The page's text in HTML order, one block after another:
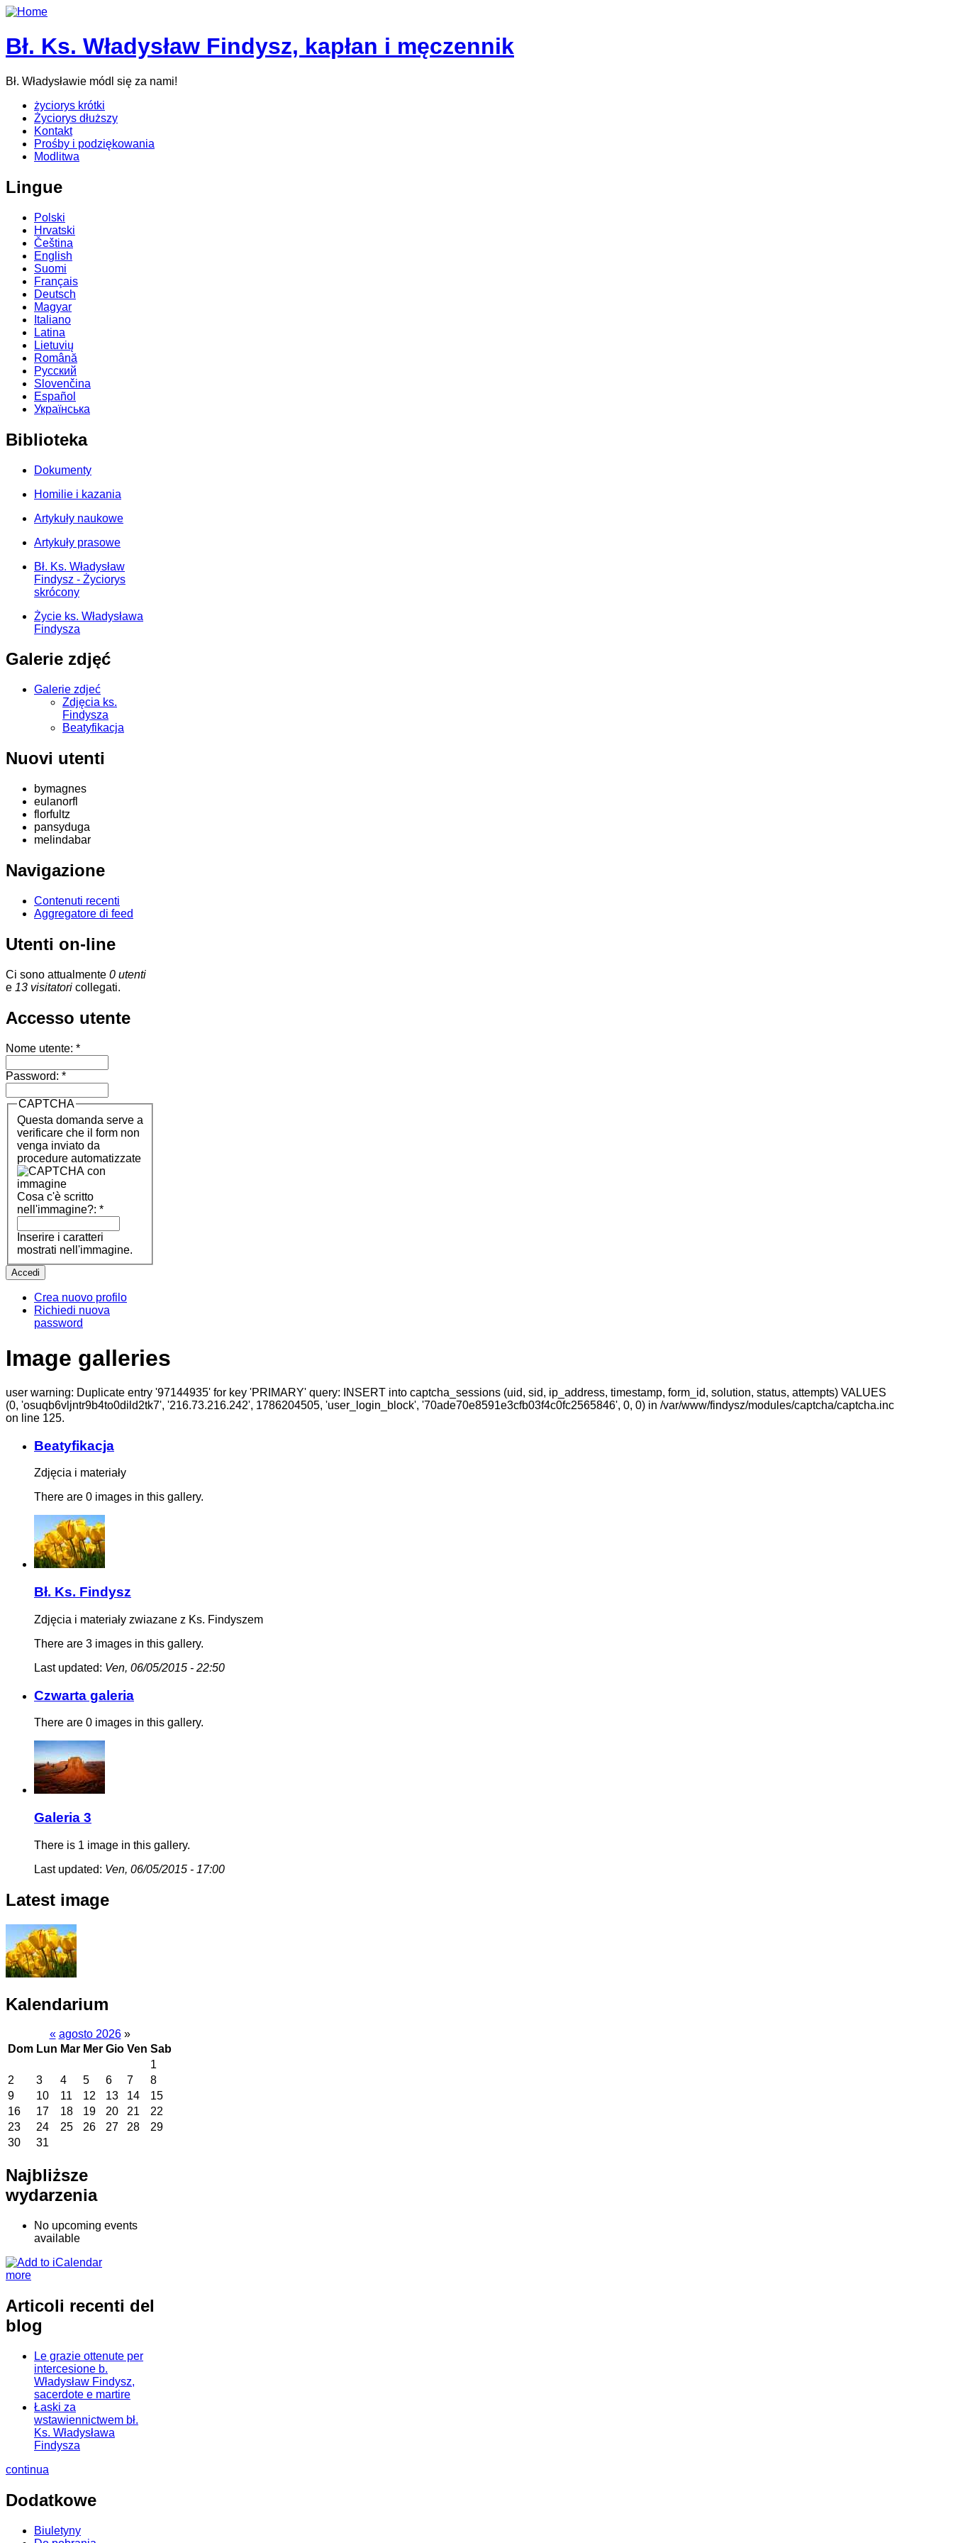
Bł. Ks. Władysław Findysz, kapłan i męczennik
Bł. Władysławie módl się za nami!
życiorys krótki
Życiorys dłuższy
Kontakt
Prośby i podziękowania
Modlitwa
Lingue
Polski
Hrvatski
Čeština
English
Suomi
Français
Deutsch
Magyar
Italiano
Latina
Lietuvių
Română
Русский
Slovenčina
Español
Українська
Biblioteka
Dokumenty
Homilie i kazania
Artykuły naukowe
Artykuły prasowe
Bł. Ks. Władysław
Findysz - Życiorys
skrócony
Życie ks. Władysława
Findysza
Galerie zdjęć
Galerie zdjeć
Zdjęcia ks.
Findysza
Beatyfikacja
Nuovi utenti
bymagnes
eulanorfl
florfultz
pansyduga
melindabar
Navigazione
Contenuti recenti
Aggregatore di feed
Utenti on-line
Ci sono attualmente 0 utenti
e 13 visitatori collegati.
Accesso utente
Nome utente: *
Password: *
CAPTCHA
Questa domanda serve a
verificare che il form non
venga inviato da
procedure automatizzate
Cosa c'è scritto
nell'immagine?: *
Inserire i caratteri
mostrati nell'immagine.
Crea nuovo profilo
Richiedi nuova
password
Image galleries
user warning: Duplicate entry '97144935' for key 'PRIMARY' query: INSERT into captcha_sessions (uid, sid, ip_address, timestamp, form_id, solution, status, attempts) VALUES
(0, 'osuqb6vljntr9b4to0dild2tk7', '216.73.216.242', 1786204505, 'user_login_block', '70ade70e8591e3cfb03f4c0fc2565846', 0, 0) in /var/www/findysz/modules/captcha/captcha.inc
on line 125.
Beatyfikacja
Zdjęcia i materiały
There are 0 images in this gallery.
Bł. Ks. Findysz
Zdjęcia i materiały zwiazane z Ks. Findyszem
There are 3 images in this gallery.
Last updated: Ven, 06/05/2015 - 22:50
Czwarta galeria
There are 0 images in this gallery.
Galeria 3
There is 1 image in this gallery.
Last updated: Ven, 06/05/2015 - 17:00
Latest image
Kalendarium
« agosto 2026 »
Dom Lun Mar Mer Gio Ven Sab
1
2
3 4 5 6 7
8
9
10 11 12 13 14
15
16
17 18 19 20 21
22
23
24 25 26 27 28
29
30
31
Najbliższe
wydarzenia
No upcoming events
available
more
Articoli recenti del
blog
Le grazie ottenute per
intercesione b.
Władysław Findysz,
sacerdote e martire
Łaski za
wstawiennictwem bł.
Ks. Władysława
Findysza
continua
Dodatkowe
Biuletyny